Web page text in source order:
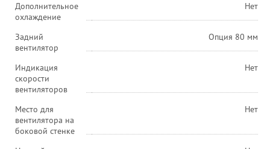
Дополнительное
охлаждение
Нет
Задний
вентилятор
Опция 80 мм
Индикация
скорости
вентиляторов
Нет
Место для
вентилятора на
боковой стенке
Нет